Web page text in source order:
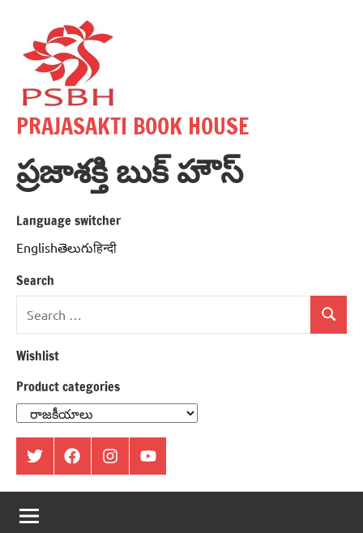
content
PRAJASAKTI BOOK HOUSE
ప్రజాశక్తి బుక్ హౌస్
Language switcher
Englishతెలుగుहिन्दी
Search
Search
for:
Search
Wishlist
Product categories
ట్విట్టర్
ఫేస్
బుక్
ఇంస్టాగ్రామ్యూట్యూబ్